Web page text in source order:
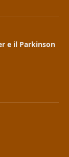
e il Parkinson